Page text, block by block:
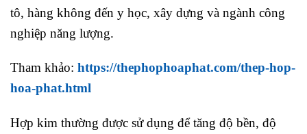
tô, hàng không đến y học, xây dựng và ngành công
nghiệp năng lượng.
Tham khảo: https://thephophoaphat.com/thep-hop-
hoa-phat.html
Hợp kim thường được sử dụng để tăng độ bền, độ